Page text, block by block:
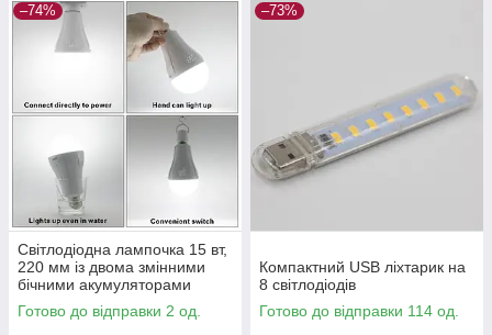
–74%
Світлодіодна лампочка 15 вт,
220 мм із двома змінними
бічними акумуляторами
18650
Готово до відправки 2 од.
–73%
Компактний USB ліхтарик на
8 світлодіодів
Готово до відправки 114 од.